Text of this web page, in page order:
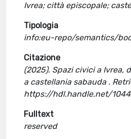
Ivrea; città episcopale;
Tipologia
info:eu-repo/semantics/
Citazione
(2025). Spazi civici a Ivrea,
a castellania sabauda .
https://hdl.handle.net/
Fulltext
reserved